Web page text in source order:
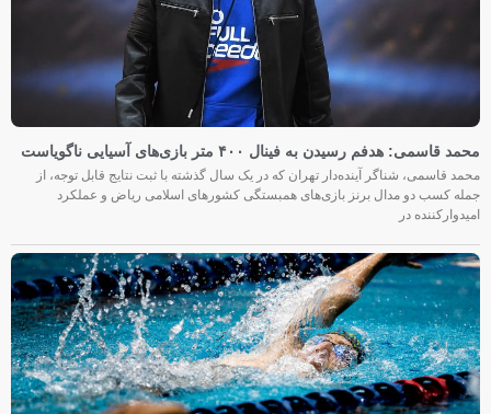
محمد قاسمی: هدفم رسیدن به فینال ۴۰۰ متر بازی‌های آسیایی ناگویاست
محمد قاسمی، شناگر آینده‌دار تهران که در یک سال گذشته با ثبت نتایج قابل توجه، از
جمله کسب دو مدال برنز بازی‌های همبستگی کشورهای اسلامی ریاض و عملکرد
امیدوارکننده در